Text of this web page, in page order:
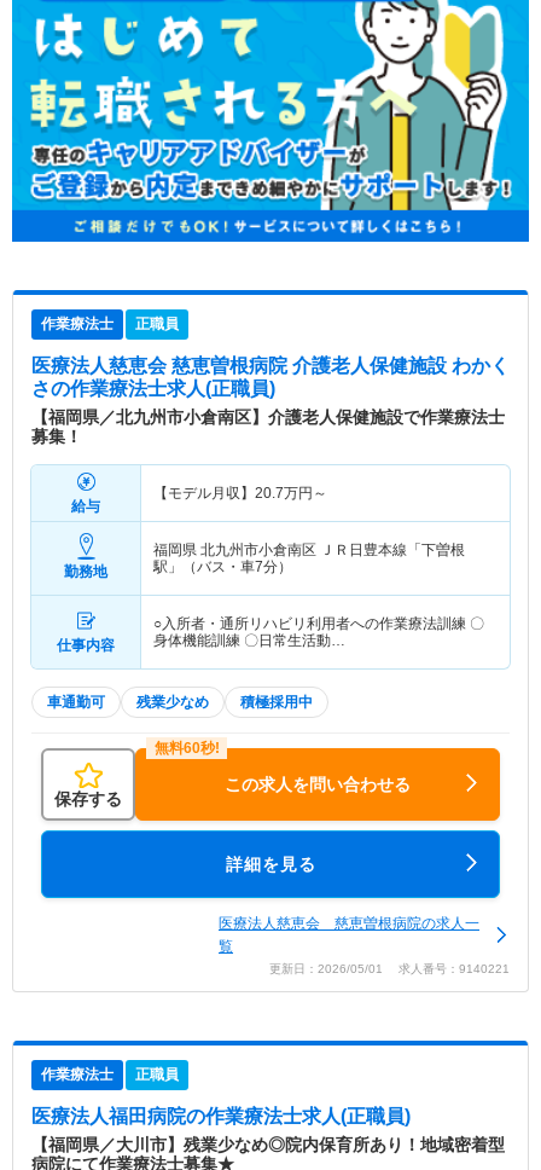
作業療法士 正職員
医療法人慈恵会 慈恵曽根病院 介護老人保健施設 わかく
さの作業療法士求人(正職員)
【福岡県／北九州市小倉南区】介護老人保健施設で作業療法士
募集！
給与
【モデル月収】 20.7万円～
勤務地
福岡県 北九州市小倉南区
ＪＲ日豊本線「下曽根
駅」（バス・車7分）
仕事内容
○入所者・通所リハビリ利用者への作業療法訓練 〇
身体機能訓練 〇日常生活動…
車通勤可 残業少なめ 積極採用中
保存する
この求人を問い合わせる
詳細を見る
医療法人慈恵会 慈恵曽根病院の求人一
覧
更新日：2026/05/01 求人番号：9140221
作業療法士 正職員
医療法人福田病院の作業療法士求人(正職員)
【福岡県／大川市】残業少なめ◎院内保育所あり！地域密着型
病院にて作業療法士募集★